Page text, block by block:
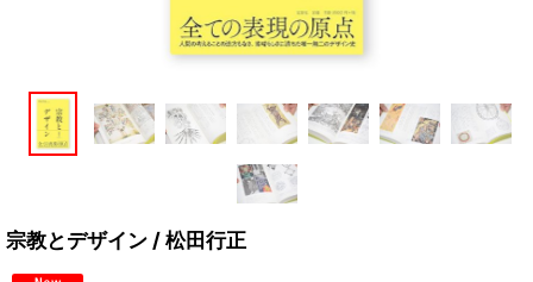
宗教とデザイン / 松田行正